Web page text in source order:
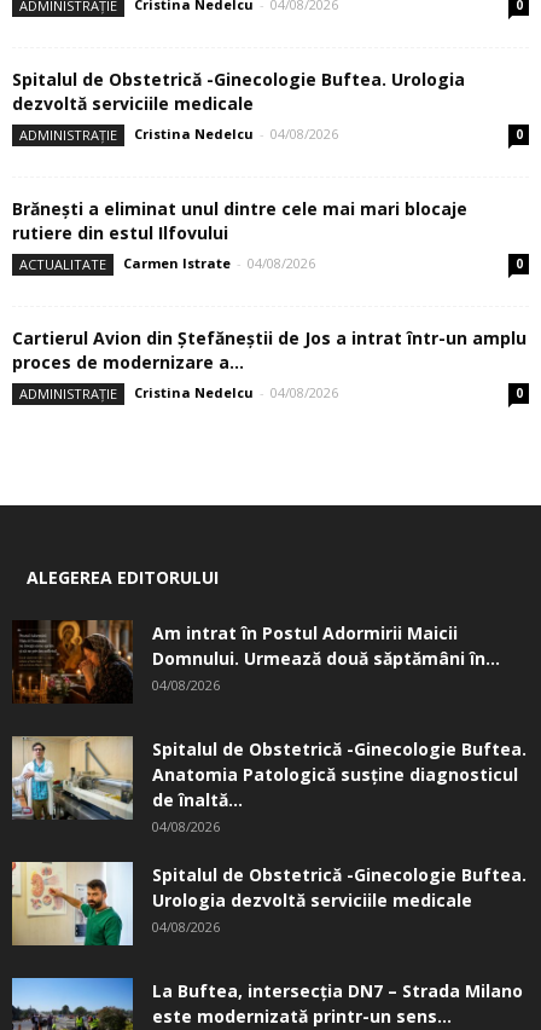
ADMINISTRAȚIE Cristina Nedelcu - 04/08/2026 0
Spitalul de Obstetrică -Ginecologie Buftea. Urologia
dezvoltă serviciile medicale
ADMINISTRAȚIE Cristina Nedelcu - 04/08/2026 0
Brănești a eliminat unul dintre cele mai mari blocaje
rutiere din estul Ilfovului
ACTUALITATE Carmen Istrate - 04/08/2026 0
Cartierul Avion din Ştefăneştii de Jos a intrat într-un amplu
proces de modernizare a...
ADMINISTRAȚIE Cristina Nedelcu - 04/08/2026 0
ALEGEREA EDITORULUI
Am intrat în Postul Adormirii Maicii
Domnului. Urmează două săptămâni în...
04/08/2026
Spitalul de Obstetrică -Ginecologie Buftea.
Anatomia Patologică susţine diagnosticul
de înaltă...
04/08/2026
Spitalul de Obstetrică -Ginecologie Buftea.
Urologia dezvoltă serviciile medicale
04/08/2026
La Buftea, intersecţia DN7 – Strada Milano
este modernizată printr-un sens...